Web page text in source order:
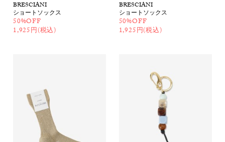
BRESCIANI
ショートソックス
50%OFF
1,925円(税込)
BRESCIANI
ショートソックス
50%OFF
1,925円(税込)